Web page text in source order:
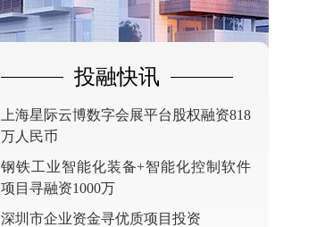
投融快讯
上海星际云博数字会展平台股权融资818
万人民币
钢铁工业智能化装备+智能化控制软件
项目寻融资1000万
深圳市企业资金寻优质项目投资